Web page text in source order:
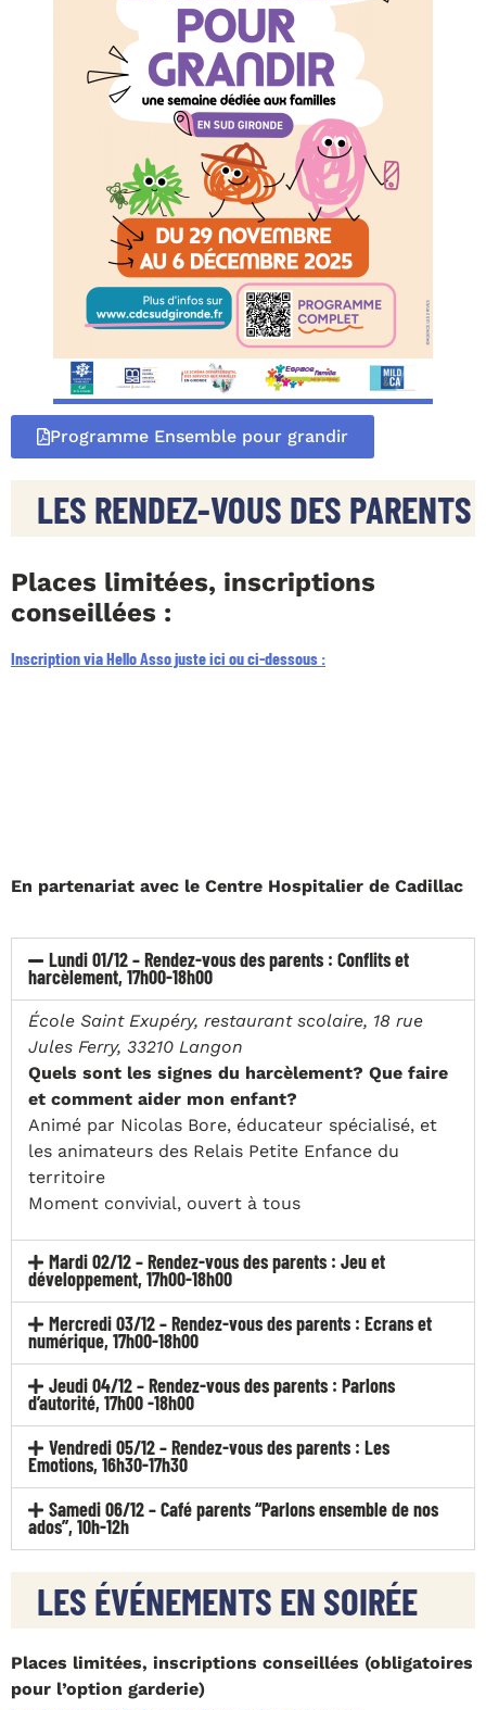
Programme Ensemble pour grandir
LES RENDEZ-VOUS DES PARENTS
Places limitées, inscriptions
conseillées :
Inscription via Hello Asso juste ici ou ci-dessous :
En partenariat avec le Centre Hospitalier de Cadillac
Lundi 01/12 – Rendez-vous des parents : Conflits et
harcèlement, 17h00-18h00
École Saint Exupéry, restaurant scolaire, 18 rue
Jules Ferry, 33210 Langon
Quels sont les signes du harcèlement? Que faire
et comment aider mon enfant?
Animé par Nicolas Bore, éducateur spécialisé, et
les animateurs des Relais Petite Enfance du
territoire
Moment convivial, ouvert à tous
Mardi 02/12 – Rendez-vous des parents : Jeu et
développement, 17h00-18h00
Mercredi 03/12 – Rendez-vous des parents : Ecrans et
numérique, 17h00-18h00
Jeudi 04/12 – Rendez-vous des parents : Parlons
d’autorité, 17h00 -18h00
Vendredi 05/12 – Rendez-vous des parents : Les
Emotions, 16h30-17h30
Samedi 06/12 – Café parents “Parlons ensemble de nos
ados”, 10h-12h
LES ÉVÉNEMENTS EN SOIRÉE
Places limitées, inscriptions conseillées (obligatoires
pour l’option garderie)